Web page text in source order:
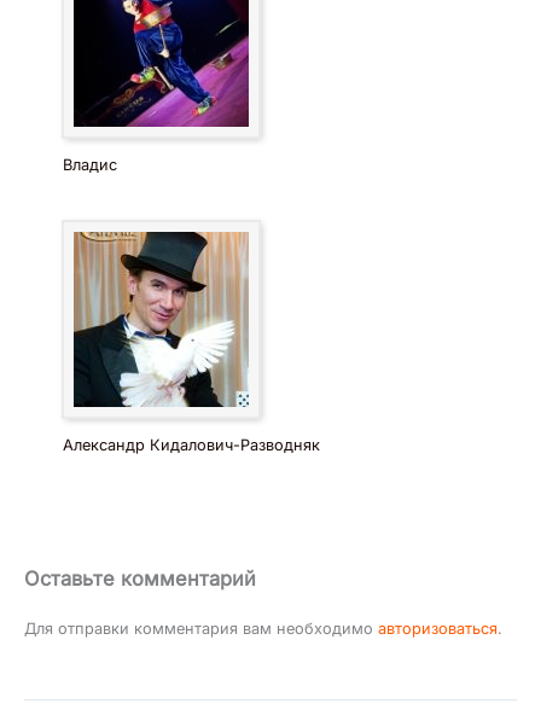
Владис
Александр Кидалович-Разводняк
Оставьте комментарий
Для отправки комментария вам необходимо авторизоваться.